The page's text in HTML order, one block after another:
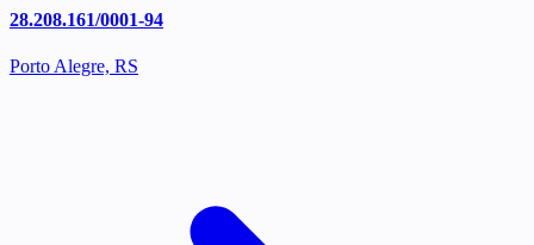
28.208.161/0001-94
Porto Alegre, RS